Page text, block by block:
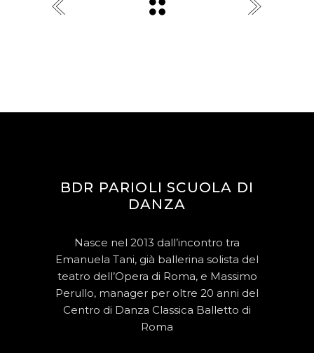
BDR PARIOLI SCUOLA DI
DANZA
Nasce nel 2013 dall’incontro tra
Emanuela Tani, già ballerina solista del
teatro dell’Opera di Roma, e Massimo
Perullo, manager per oltre 20 anni del
Centro di Danza Classica Balletto di
Roma